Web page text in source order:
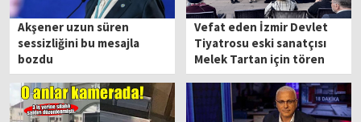
Akşener uzun süren
sessizliğini bu mesajla
bozdu
Vefat eden İzmir Devlet
Tiyatrosu eski sanatçısı
Melek Tartan için tören